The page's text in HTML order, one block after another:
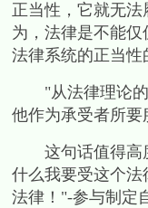
正当性，它就无
为，法律是不能仅
法律系统的正当性
"从法律理论
他作为承受者所要
这句话值得高度
什么我要受这个法
法律！ "-参与制定